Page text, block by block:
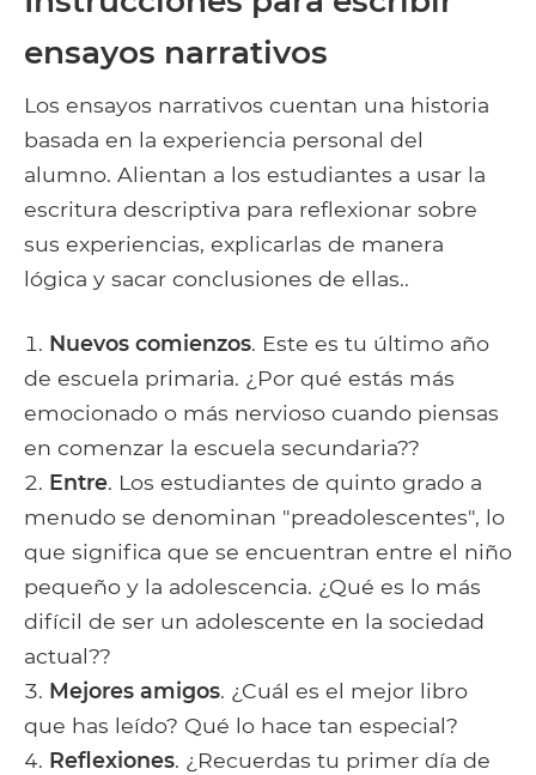
ensayos narrativos
Los ensayos narrativos cuentan una historia
basada en la experiencia personal del
alumno. Alientan a los estudiantes a usar la
escritura descriptiva para reflexionar sobre
sus experiencias, explicarlas de manera
lógica y sacar conclusiones de ellas..
Nuevos comienzos. Este es tu último año
de escuela primaria. ¿Por qué estás más
emocionado o más nervioso cuando piensas
en comenzar la escuela secundaria??
Entre. Los estudiantes de quinto grado a
menudo se denominan "preadolescentes", lo
que significa que se encuentran entre el niño
pequeño y la adolescencia. ¿Qué es lo más
difícil de ser un adolescente en la sociedad
actual??
Mejores amigos. ¿Cuál es el mejor libro
que has leído? Qué lo hace tan especial?
Reflexiones. ¿Recuerdas tu primer día de